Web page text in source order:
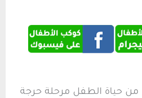
من حياة الطفل مرحلة حرجة